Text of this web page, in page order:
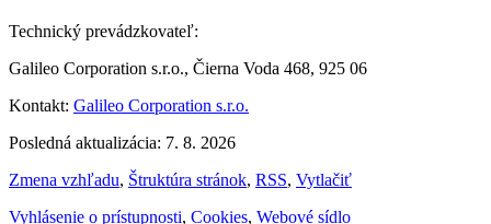
Technický prevádzkovateľ:
Galileo Corporation s.r.o., Čierna Voda 468, 925 06
Kontakt: Galileo Corporation s.r.o.
Posledná aktualizácia: 7. 8. 2026
Zmena vzhľadu, Štruktúra stránok, RSS, Vytlačiť
Vyhlásenie o prístupnosti, Cookies, Webové sídlo